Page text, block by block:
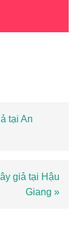
tại An
giả tại Hậu
Giang »